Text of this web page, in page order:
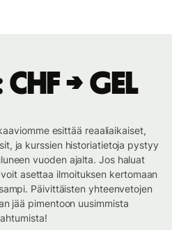
→ GEL
esittää reaaliaikaiset,
ja kurssien historiatietoja pystyy
vuoden ajalta. Jos haluat
asettaa ilmoituksen kertomaan
Päivittäisten yhteenvetojen
jää pimentoon uusimmista